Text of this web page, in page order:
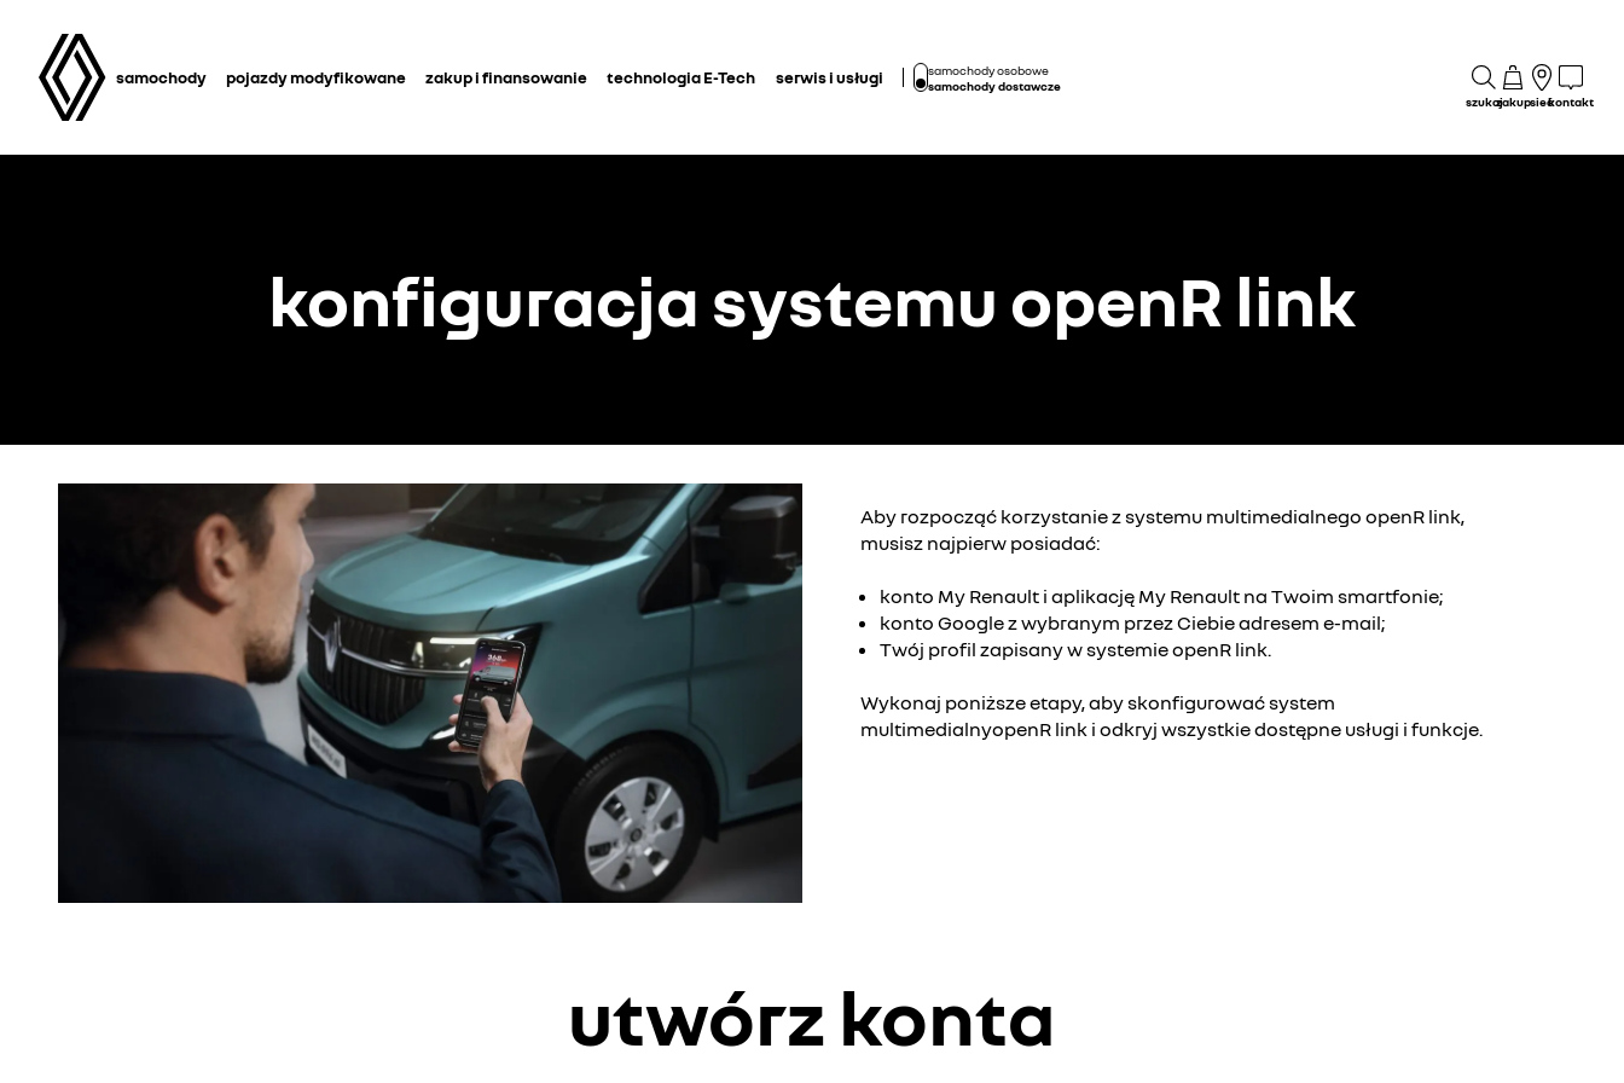
samochody pojazdy modyfikowane zakup i finansowanie technologia E-Tech serwis i usługi
samochody osobowe
samochody dostawcze
szukajzakupsiećkontakt
konfiguracja systemu openR link
Aby rozpocząć korzystanie z systemu multimedialnego openR link,
musisz najpierw posiadać:
konto My Renault i aplikację My Renault na Twoim smartfonie;
konto Google z wybranym przez Ciebie adresem e-mail;
Twój profil zapisany w systemie openR link.
Wykonaj poniższe etapy, aby skonfigurować system
multimedialnyopenR link i odkryj wszystkie dostępne usługi i funkcje.
utwórz konta